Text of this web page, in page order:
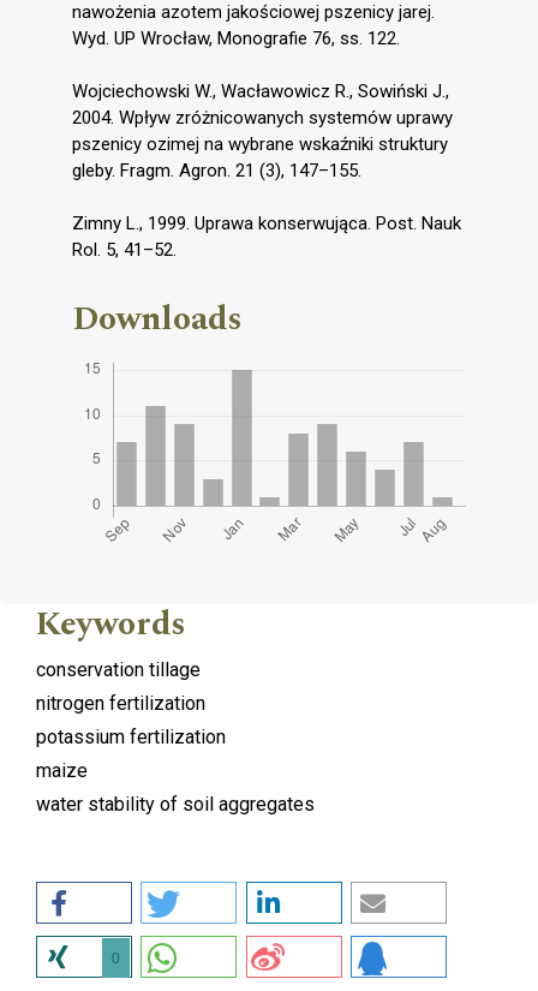
nawożenia azotem jakościowej pszenicy jarej.
Wyd. UP Wrocław, Monografie 76, ss. 122.
Wojciechowski W., Wacławowicz R., Sowiński J.,
2004. Wpływ zróżnicowanych systemów uprawy
pszenicy ozimej na wybrane wskaźniki struktury
gleby. Fragm. Agron. 21 (3), 147–155.
Zimny L., 1999. Uprawa konserwująca. Post. Nauk
Rol. 5, 41–52.
Downloads
Keywords
conservation tillage
nitrogen fertilization
potassium fertilization
maize
water stability of soil aggregates
0